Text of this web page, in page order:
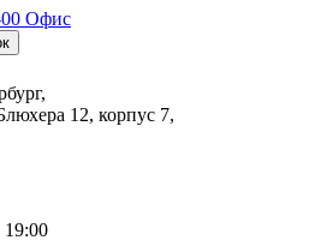
Офис
12, корпус 7,